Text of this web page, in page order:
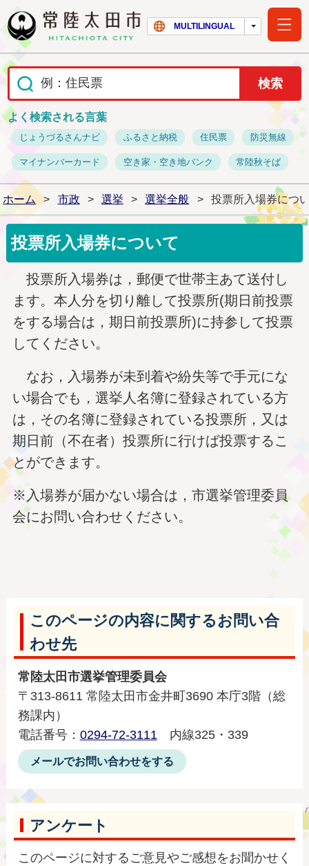
常陸太田市ホー
MULTILINGUAL
よく検索される言葉
じょうづるさんナビ ふるさと納税 住民票 防災無線
マイナンバーカード 空き家・空き地バンク 常陸秋そば
ホーム > 市政 > 選挙 > 選挙全般 > 投票所入場券につ
投票所入場券について
投票所入場券は，郵便で世帯主あて送付し
ます。本人分を切り離して投票所(期日前投票
をする場合は，期日前投票所)に持参して投票
してください。
なお，入場券が未到着や紛失等で手元にな
い場合でも，選挙人名簿に登録されている方
は，その名簿に登録されている投票所，又は
期日前（不在者）投票所に行けば投票するこ
とができます。
※入場券が届かない場合は，市選挙管理委員
会にお問い合わせください。
このページの内容に関するお問い合
わせ先
常陸太田市選挙管理委員会
〒313-8611 常陸太田市金井町3690 本庁3階（総
務課内）
電話番号： 0294-72-3111 内線325・339
メールでお問い合わせをする
アンケート
このページに対するご意見やご感想をお聞かせく